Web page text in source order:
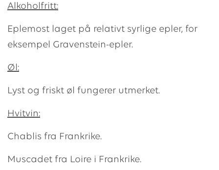
Alkoholfritt:
Eplemost laget på relativt syrlige epler, for
eksempel Gravenstein-epler.
Øl:
Lyst og friskt øl fungerer utmerket.
Hvitvin:
Chablis fra Frankrike.
Muscadet fra Loire i Frankrike.